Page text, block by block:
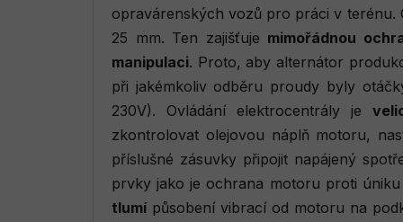
opravárenských vozů pro práci v terénu.
25 mm. Ten zajišťuje mimořádnou
manipulaci. Proto, aby alternátor
při jakémkoliv odběru proudy byly
230V). Ovládání elektrocentrály je
zkontrolovat olejovou náplň motoru,
příslušné zásuvky připojit napájený
prvky jako je ochrana motoru proti
tlumí působení vibrací od motoru na